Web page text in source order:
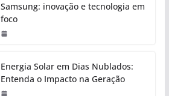
Samsung: inovação e tecnologia em
foco
Energia Solar em Dias Nublados:
Entenda o Impacto na Geração